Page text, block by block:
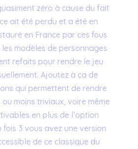
zéro à cause du fait
ait été perdu et a été en
en France par ces fous
les modèles de personnages
refaits pour rendre le jeu
Ajoutez à ça de
qui permettent de rendre
moins triviaux, voire même
en plus de l’option
fois 3 vous avez une version
de ce classique du